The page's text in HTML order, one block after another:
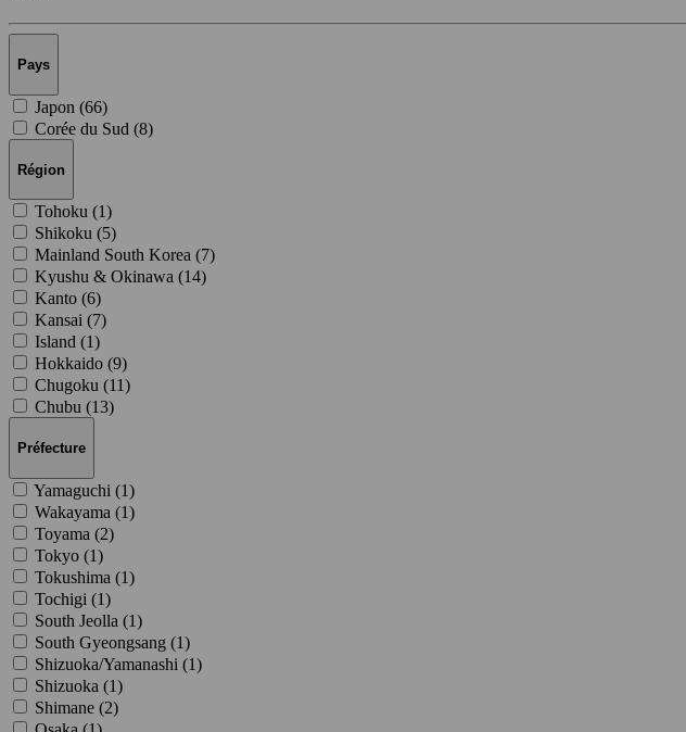
Pays
Japon (66)
Corée du Sud (8)
Région
Tohoku (1)
Shikoku (5)
Mainland South Korea (7)
Kyushu & Okinawa (14)
Kanto (6)
Kansai (7)
Island (1)
Hokkaido (9)
Chugoku (11)
Chubu (13)
Préfecture
Yamaguchi (1)
Wakayama (1)
Toyama (2)
Tokyo (1)
Tokushima (1)
Tochigi (1)
South Jeolla (1)
South Gyeongsang (1)
Shizuoka/Yamanashi (1)
Shizuoka (1)
Shimane (2)